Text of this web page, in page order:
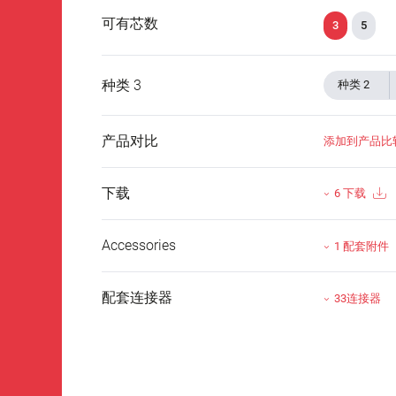
可有芯数 3 5
种类 3 种类 2
产品对比 添加到产品比
下载 6 下载
Accessories 1 配套附件
配套连接器 33连接器